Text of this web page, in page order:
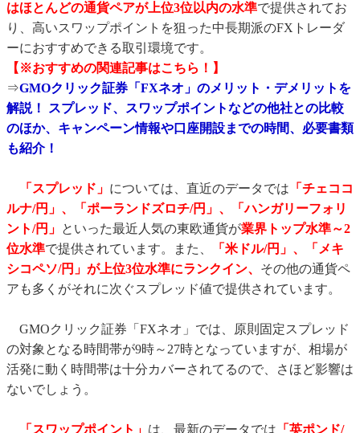
はほとんどの通貨ペアが上位3位以内の水準で提供されてお
り、高いスワップポイントを狙った中長期派のFXトレーダ
ーにおすすめできる取引環境です。
【※おすすめの関連記事はこちら！】
⇒GMOクリック証券「FXネオ」のメリット・デメリットを
解説！ スプレッド、スワップポイントなどの他社との比較
のほか、キャンペーン情報や口座開設までの時間、必要書類
も紹介！
「スプレッド」 については、直近のデータでは 「チェココ
ルナ/円」、「ポーランドズロチ/円」、「ハンガリーフォリ
ント/円」 といった最近人気の東欧通貨が業界トップ水準～2
位水準で提供されています。また、
「米ドル/円」、「メキ
シコペソ/円」が上位3位水準にランクイン、 その他の通貨ペ
アも多くがそれに次ぐスプレッド値で提供されています。
GMOクリック証券「FXネオ」では、原則固定スプレッド
の対象となる時間帯が9時～27時となっていますが、相場が
活発に動く時間帯は十分カバーされてるので、さほど影響は
ないでしょう。
「スワップポイント」 は、最新のデータでは 「英ポンド/